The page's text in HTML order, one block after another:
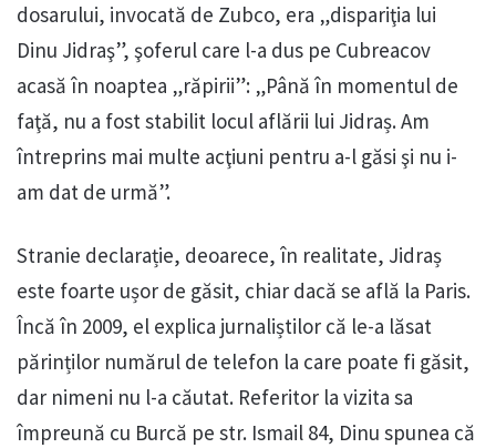
dosarului, invocată de Zubco, era „dispariţia lui
Dinu Jidraş”, şoferul care l-a dus pe Cubreacov
acasă în noaptea „răpirii”: „Până în momentul de
faţă, nu a fost stabilit locul aflării lui Jidraș. Am
întreprins mai multe acţiuni pentru a-l găsi şi nu i-
am dat de urmă”.
Stranie declarație, deoarece, în realitate, Jidraș
este foarte ușor de găsit, chiar dacă se află la Paris.
Încă în 2009, el explica jurnaliștilor că le-a lăsat
părinților numărul de telefon la care poate fi găsit,
dar nimeni nu l-a căutat. Referitor la vizita sa
împreună cu Burcă pe str. Ismail 84, Dinu spunea că